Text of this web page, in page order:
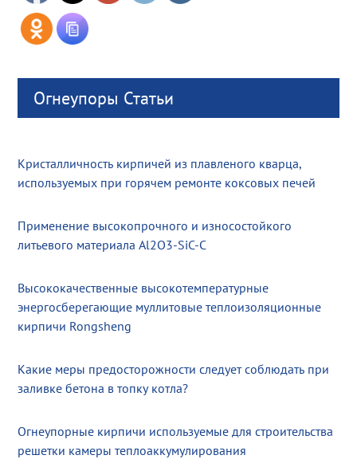
Огнеупоры Статьи
Кристалличность кирпичей из плавленого кварца,
используемых при горячем ремонте коксовых печей
Применение высокопрочного и износостойкого
литьевого материала Al2O3-SiC-C
Высококачественные высокотемпературные
энергосберегающие муллитовые теплоизоляционные
кирпичи Rongsheng
Какие меры предосторожности следует соблюдать при
заливке бетона в топку котла?
Огнеупорные кирпичи используемые для строительства
решетки камеры теплоаккумулирования